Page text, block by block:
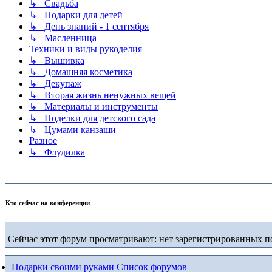
↳ Свадьба
↳ Подарки для детей
↳ День знаний - 1 сентября
↳ Масленница
Техники и виды рукоделия
↳ Вышивка
↳ Домашняя косметика
↳ Декупаж
↳ Вторая жизнь ненужных вещей
↳ Материалы и инструменты
↳ Поделки для детского сада
↳ Цумами канзаши
Разное
↳ Флудилка
Кто сейчас на конференции
Сейчас этот форум просматривают: нет зарегистрированных
Подарки своими руками Список форумов